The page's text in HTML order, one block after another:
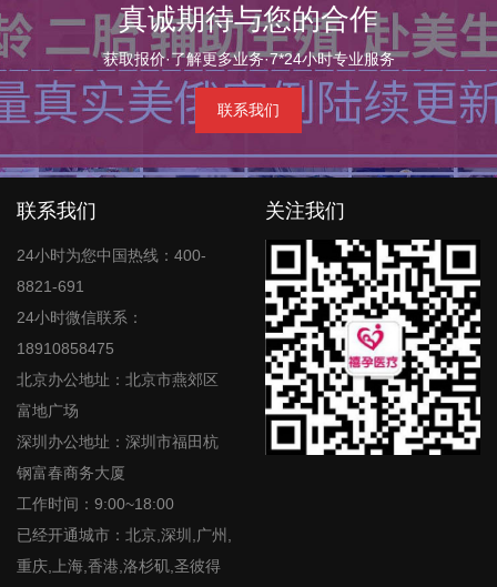
真诚期待与您的合作
获取报价·了解更多业务·7*24小时专业服务
联系我们
联系我们
24小时为您中国热线：400-
8821-691
24小时微信联系：
18910858475
北京办公地址：北京市燕郊区
富地广场
深圳办公地址：深圳市福田杭
钢富春商务大厦
工作时间：9:00~18:00
已经开通城市：北京,深圳,广州,
重庆,上海,香港,洛杉矶,圣彼得
关注我们